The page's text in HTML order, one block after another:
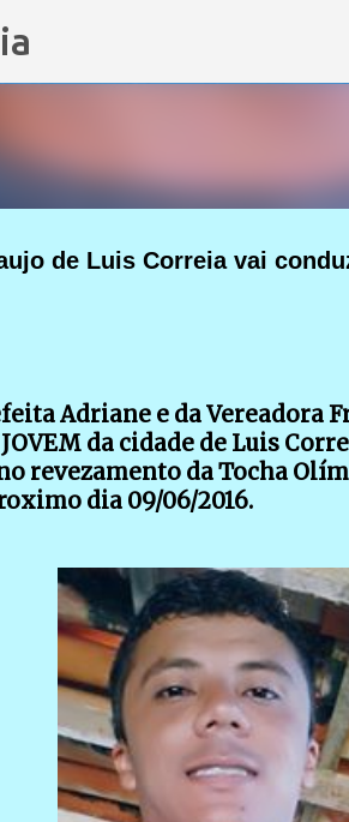
de Luis Correia vai
Adriane e da Vereadora
da cidade de Luis
revezamento da Tocha
dia 09/06/2016.